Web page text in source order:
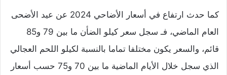
كما حدث ارتفاع في أسعار الأضاحي 2024 عن عيد الأضحى
العام الماضي، فـ سجل سعر كيلو الضأن ما بين 79 و85
قائم، والسعر يكون مختلفا تماما بالنسبة لكيلو اللحم العجالي
الذي سجل خلال الأيام الماضية ما بين 70 و75 حسب أسعار